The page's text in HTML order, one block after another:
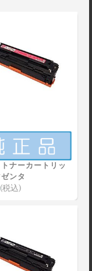
ナーカートリッ
ンタ
(税込)